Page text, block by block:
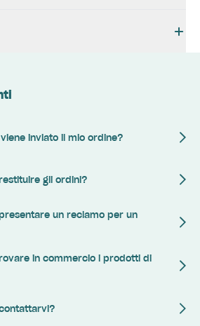
inviato il mio ordine?
gli ordini?
un reclamo per un
in commercio i prodotti di